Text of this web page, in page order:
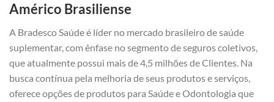
Américo Brasiliense
A Bradesco Saúde é líder no mercado brasileiro de saúde
suplementar, com ênfase no segmento de seguros coletivos,
que atualmente possui mais de 4,5 milhões de Clientes. Na
busca contínua pela melhoria de seus produtos e serviços,
oferece opções de produtos para Saúde e Odontologia que